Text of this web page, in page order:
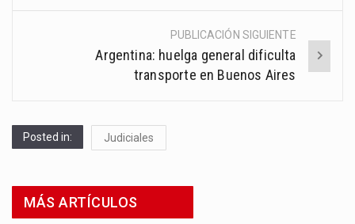
PUBLICACIÓN SIGUIENTE
Argentina: huelga general dificulta
transporte en Buenos Aires
Posted in: Judiciales
MÁS ARTÍCULOS